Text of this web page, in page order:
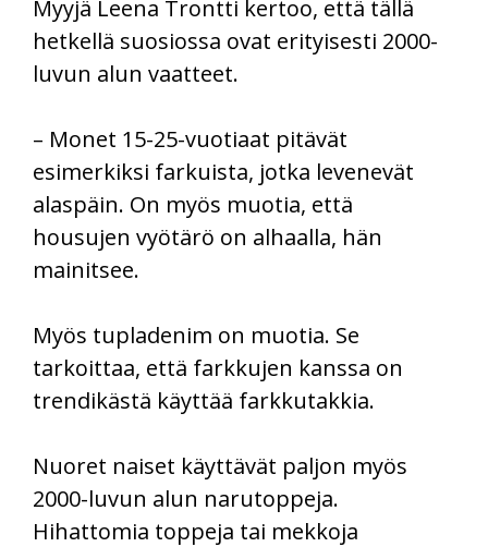
Myyjä Leena Trontti kertoo, että tällä
hetkellä suosiossa ovat erityisesti 2000-
luvun alun vaatteet.
– Monet 15-25-vuotiaat pitävät
esimerkiksi farkuista, jotka levenevät
alaspäin. On myös muotia, että
housujen vyötärö on alhaalla, hän
mainitsee.
Myös tupladenim on muotia. Se
tarkoittaa, että farkkujen kanssa on
trendikästä käyttää farkkutakkia.
Nuoret naiset käyttävät paljon myös
2000-luvun alun narutoppeja.
Hihattomia toppeja tai mekkoja